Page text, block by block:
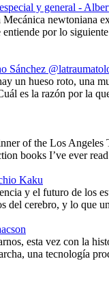
y general -
newtoniana
por lo
Sánchez
un hueso roto, una
es la razón por la
of the Los Angeles
books I’ve ever
Kaku
y el futuro de los
del cerebro, y lo
esta vez con la
una tecnología